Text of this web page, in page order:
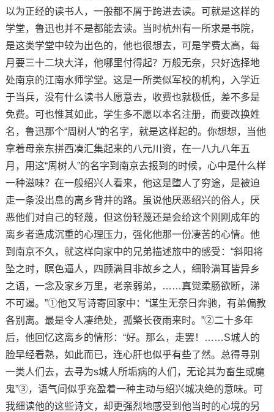
以为正经的读书人，一般都不屑于跨进去读。可就是这样的
学堂，鲁迅也并不是都能去读。当时杭州有一所求是书院，
是这类学堂中较为出色的，他也很想去，可是学费太高，每
月要三十二块大洋，他哪里付得起？万般无奈，只好选择地
处南京的江南水师学堂。这是一所类似军校的机构，入学近
于当兵，没有什么读书人愿意去，收费也就极低，差不多是
免费。可也惟其如此，学生多不愿以本名注册，而要改换姓
名，鲁迅那个“周树人”的名字，就是这样起的。你想想，当他
拿着母亲东拼西凑汇集起来的八元川资，在一八九八年五
月，用这“周树人”的名字到南京去报到的时候，心中是什么样
一种滋味？在一般绍兴人看来，他这是堕人了穷途，是被迫
走一条没出息的离乡背井的路。虽说他厌恶绍兴的俗人，厌
恶他们对自己的轻蔑，但这份轻蔑还是会给这个刚刚成年的
离乡者造成沉重的心理压力，强化他那一份凄苦的心情。他
到南京不久，就这样向家中的兄弟描述旅中的感受：“斜阳将
坠之时，瞑色逼人，四顾满目非故乡之人，细聆满耳皆异乡
之语，一念及家乡万里，老亲弱弟，……真觉柔肠欲断，涕
不可遏。”①他又写诗寄回家中：“谋生无奈日奔驰，有弟偏教
各别离。最是令人凄绝处，孤檠长夜雨来时。”②二十多年
后，他回忆这离乡的情形：“好。那么，走罢！……S城人的
脸早经看熟，如此而已，连心肝也似乎有些了然。总得寻别
一类人们去，去寻为s城人所垢病的人们，无论其为畜生或魔
鬼”③，语气间似乎充盈着一种主动与绍兴城决绝的意味。可
我细读他的这些诗文，却更强烈地感受到他当时的心境的另